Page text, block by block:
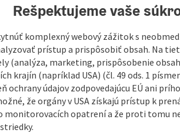
Rešpektujeme vaše
komplexný webový zážitok s
prístup a prispôsobiť obsah. Na
(analýza, marketing, prispôsobenie
krajín (napríklad USA) (čl. 49 ods. 1
ochrany údajov zodpovedajúcu EÚ ani
že orgány v USA získajú prístup k
opatrení a že proti tomu